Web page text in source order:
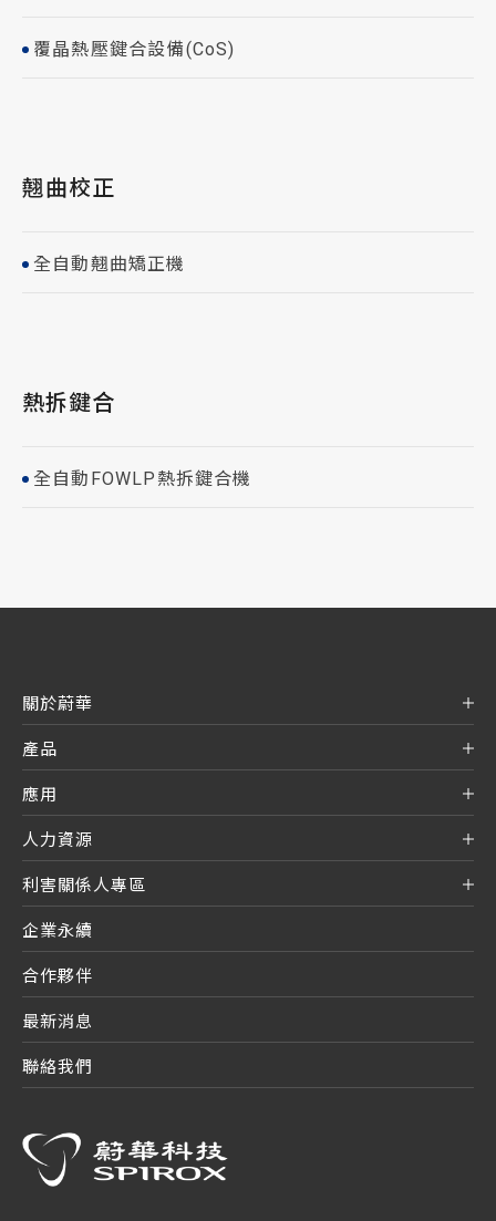
覆晶熱壓鍵合設備(CoS)
翹曲校正
全自動翹曲矯正機
熱拆鍵合
全自動FOWLP熱拆鍵合機
關於蔚華
產品
應用
人力資源
利害關係人專區
企業永續
合作夥伴
最新消息
聯絡我們